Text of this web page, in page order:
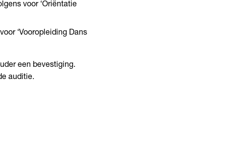
voor ‘Oriëntatie
‘Vooropleiding Dans
een bevestiging.
auditie.